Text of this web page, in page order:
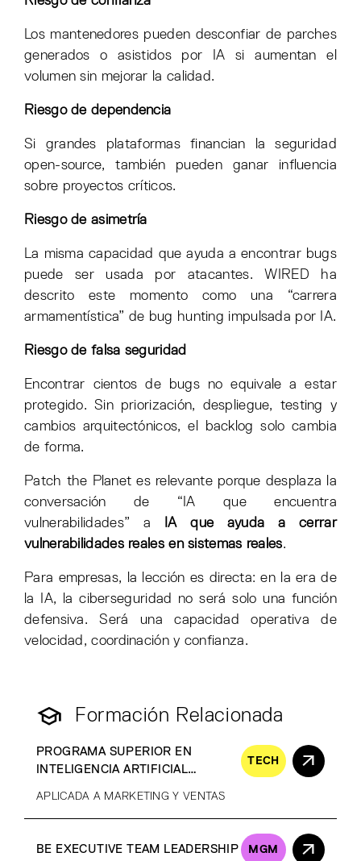
Los mantenedores pueden desconfiar de parches
generados o asistidos por IA si aumentan el
volumen sin mejorar la calidad.
Riesgo de dependencia
Si grandes plataformas financian la seguridad
open-source, también pueden ganar influencia
sobre proyectos críticos.
Riesgo de asimetría
La misma capacidad que ayuda a encontrar bugs
puede ser usada por atacantes. WIRED ha
descrito este momento como una “carrera
armamentística” de bug hunting impulsada por IA.
Riesgo de falsa seguridad
Encontrar cientos de bugs no equivale a estar
protegido. Sin priorización, despliegue, testing y
cambios arquitectónicos, el backlog solo cambia
de forma.
Patch the Planet es relevante porque desplaza la
conversación de “IA que encuentra
vulnerabilidades” a
IA que ayuda a cerrar
vulnerabilidades reales en sistemas reales.
Para empresas, la lección es directa: en la era de
la IA, la ciberseguridad no será solo una función
defensiva. Será una capacidad operativa de
velocidad, coordinación y confianza.
Formación Relacionada
PROGRAMA SUPERIOR EN
INTELIGENCIA ARTIFICIAL
TECH
APLICADA A MARKETING Y VENTAS
BE EXECUTIVE TEAM LEADERSHIP MGM